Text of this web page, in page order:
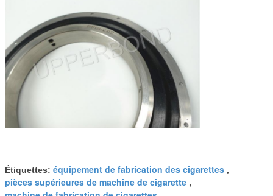
Étiquettes: équipement de fabrication des cigarettes ,
pièces supérieures de machine de cigarette ,